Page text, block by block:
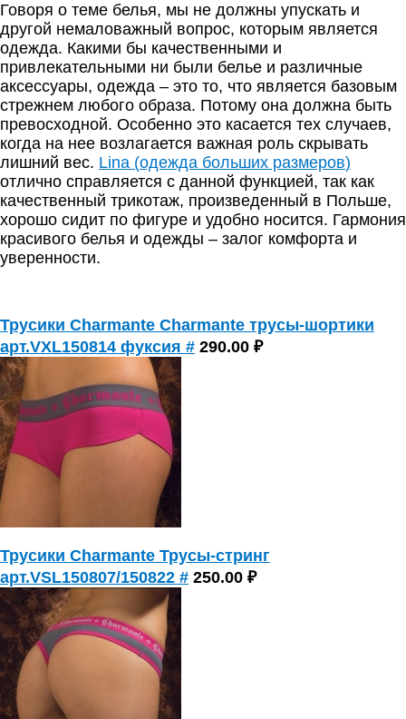
Говоря о теме белья, мы не должны упускать и
другой немаловажный вопрос, которым является
одежда. Какими бы качественными и
привлекательными ни были белье и различные
аксессуары, одежда – это то, что является базовым
стрежнем любого образа. Потому она должна быть
превосходной. Особенно это касается тех случаев,
когда на нее возлагается важная роль скрывать
лишний вес. Lina (одежда больших размеров)
отлично справляется с данной функцией, так как
качественный трикотаж, произведенный в Польше,
хорошо сидит по фигуре и удобно носится. Гармония
красивого белья и одежды – залог комфорта и
уверенности.
Трусики Charmante Charmante трусы-шортики
арт.VXL150814 фуксия # 290.00 ₽
Трусики Charmante Трусы-стринг
арт.VSL150807/150822 # 250.00 ₽